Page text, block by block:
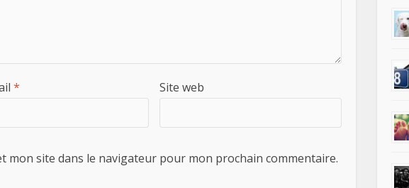
* Site web
mon site dans le navigateur pour mon prochain commentaire.